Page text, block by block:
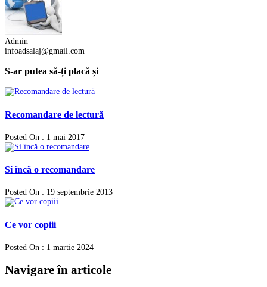
Admin
infoadsalaj@gmail.com
S-ar putea să-ți placă și
Recomandare de lectură
Posted On : 1 mai 2017
Si încă o recomandare
Posted On : 19 septembrie 2013
Ce vor copiii
Posted On : 1 martie 2024
Navigare în articole